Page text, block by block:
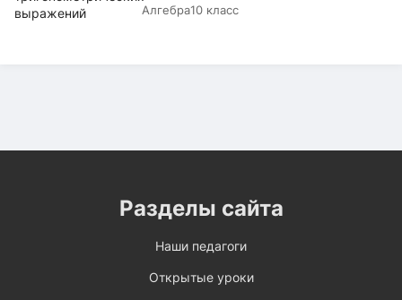
Алгебра10 класс
Разделы сайта
Наши педагоги
Открытые уроки